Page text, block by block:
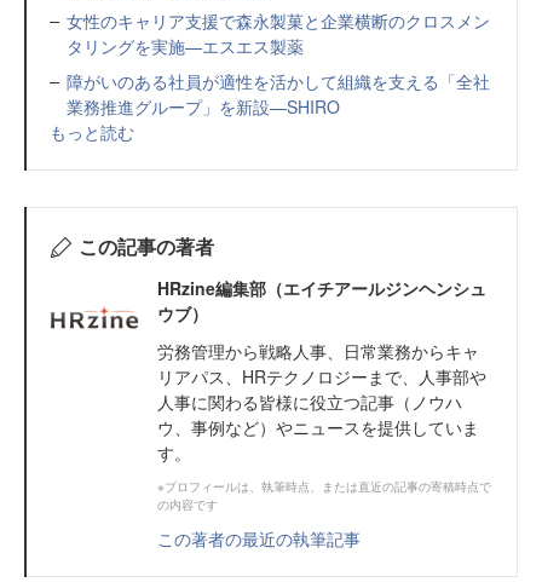
女性のキャリア支援で森永製菓と企業横断のクロスメン
タリングを実施—エスエス製薬
障がいのある社員が適性を活かして組織を支える「全社
業務推進グループ」を新設—SHIRO
もっと読む
この記事の著者
HRzine編集部（エイチアールジンヘンシュ
ウブ）
労務管理から戦略人事、日常業務からキャ
リアパス、HRテクノロジーまで、人事部や
人事に関わる皆様に役立つ記事（ノウハ
ウ、事例など）やニュースを提供していま
す。
※プロフィールは、執筆時点、または直近の記事の寄稿時点で
の内容です
この著者の最近の執筆記事